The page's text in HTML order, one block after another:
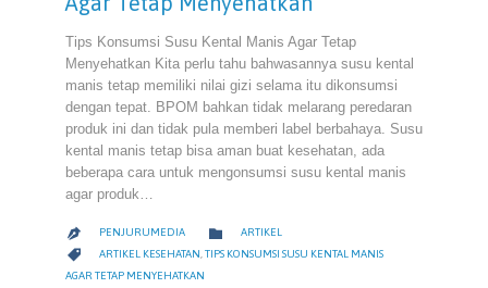
Tips Konsumsi Susu Kental Manis Agar Tetap
Menyehatkan Kita perlu tahu bahwasannya susu kental
manis tetap memiliki nilai gizi selama itu dikonsumsi
dengan tepat. BPOM bahkan tidak melarang peredaran
produk ini dan tidak pula memberi label berbahaya. Susu
kental manis tetap bisa aman buat kesehatan, ada
beberapa cara untuk mengonsumsi susu kental manis
agar produk…
 PENJURUMEDIA  CATEGORY
ARTIKEL
 CATEGORY
ARTIKEL KESEHATAN,TIPS KONSUMSI SUSU KENTAL MANIS
AGAR TETAP MENYEHATKAN